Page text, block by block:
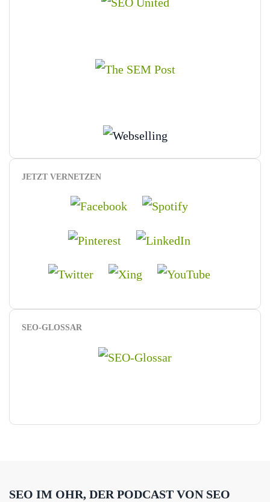
JETZT VERNETZEN
SEO-GLOSSAR
SEO IM OHR, DER PODCAST VON SEO